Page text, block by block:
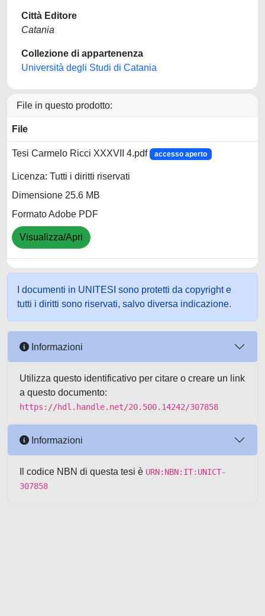
Città Editore
Catania
Collezione di appartenenza
Università degli Studi di Catania
File in questo prodotto:
File
Tesi Carmelo Ricci XXXVII 4.pdf accesso aperto
Licenza: Tutti i diritti riservati
Dimensione 25.6 MB
Formato Adobe PDF
Visualizza/Apri
I documenti in UNITESI sono protetti da copyright e
tutti i diritti sono riservati, salvo diversa indicazione.
Informazioni
Utilizza questo identificativo per citare o creare un link
a questo documento:
https://hdl.handle.net/20.500.14242/307858
Informazioni
Il codice NBN di questa tesi è URN:NBN:IT:UNICT-
307858